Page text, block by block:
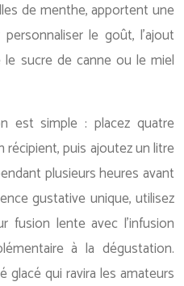
de menthe, apportent une
le goût, l’ajout
sucre de canne ou le miel
est simple : placez quatre
récipient, puis ajoutez un litre
plusieurs heures avant
gustative unique, utilisez
fusion lente avec l’infusion
à la dégustation.
qui ravira les amateurs